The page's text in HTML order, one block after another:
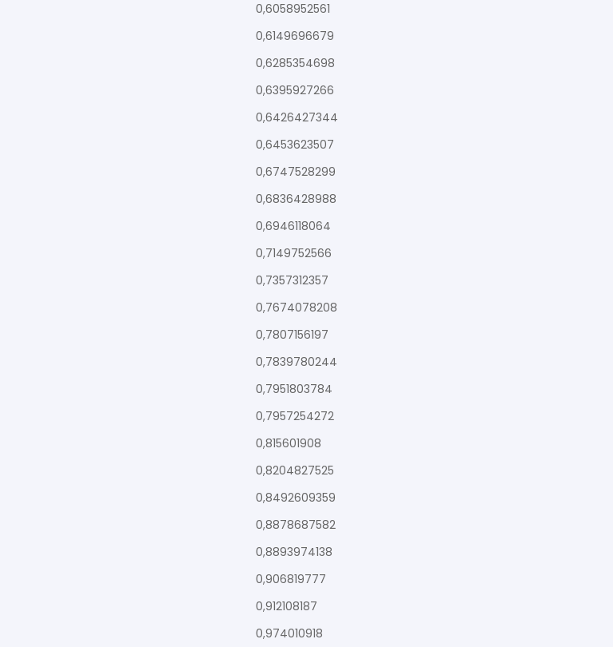
0,6058952561
0,6149696679
0,6285354698
0,6395927266
0,6426427344
0,6453623507
0,6747528299
0,6836428988
0,6946118064
0,7149752566
0,7357312357
0,7674078208
0,7807156197
0,7839780244
0,7951803784
0,7957254272
0,815601908
0,8204827525
0,8492609359
0,8878687582
0,8893974138
0,906819777
0,912108187
0,974010918